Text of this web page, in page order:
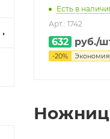
Есть в
Арт.: 1742
632 руб./
-20% Экономия